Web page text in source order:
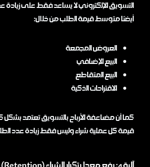
التسويق الإلكتروني لا يساعد فقط على زيادة
أيضًا متوسط قيمة الطلب من خلال:
العروض المجمعة
البيع الإضافي
البيع المتقاطع
الاقتراحات الذكية
كما أن مضاعفة الأرباح بالتسويق تعتمد بشكل
قيمة كل عملية شراء وليس فقط زيادة عدد
آلية 4: رفع معدل تكرار الشراء (Retention)